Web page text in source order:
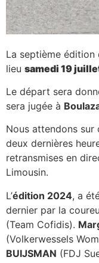
La septième édition
lieu samedi 19
Le départ sera
sera jugée à
Nous attendons sur
deux dernières
retransmises en
Limousin.
L’édition 2024, a
dernier par la
(Team Cofidis).
(Volkerwessels
BUIJSMAN (FDJ